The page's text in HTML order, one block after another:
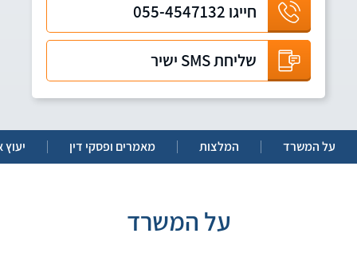
חייגו 055-4547132
שליחת SMS ישיר
על המשרד המלצות מאמרים ופסקי דין יעוץ
על המשרד